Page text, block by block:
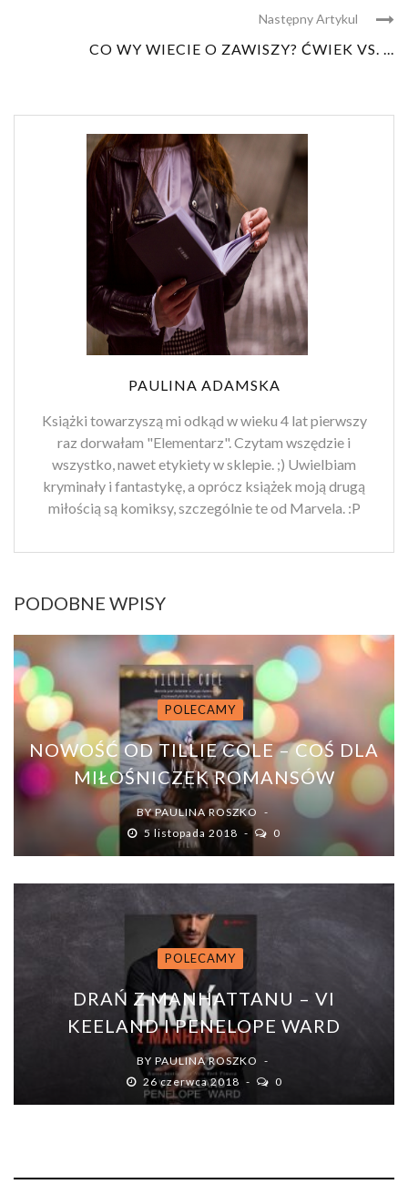
Następny Artykul
CO WY WIECIE O ZAWISZY? ĆWIEK VS. ...
PAULINA ADAMSKA
Książki towarzyszą mi odkąd w wieku 4 lat pierwszy
raz dorwałam "Elementarz". Czytam wszędzie i
wszystko, nawet etykiety w sklepie. ;) Uwielbiam
kryminały i fantastykę, a oprócz książek moją drugą
miłością są komiksy, szczególnie te od Marvela. :P
PODOBNE WPISY
POLECAMY
NOWOŚĆ OD TILLIE COLE – COŚ DLA
MIŁOŚNICZEK ROMANSÓW
BYPAULINA ROSZKO
5 listopada 2018
0
POLECAMY
DRAŃ Z MANHATTANU – VI
KEELAND I PENELOPE WARD
BY PAULINA ROSZKO
26 czerwca 2018
0